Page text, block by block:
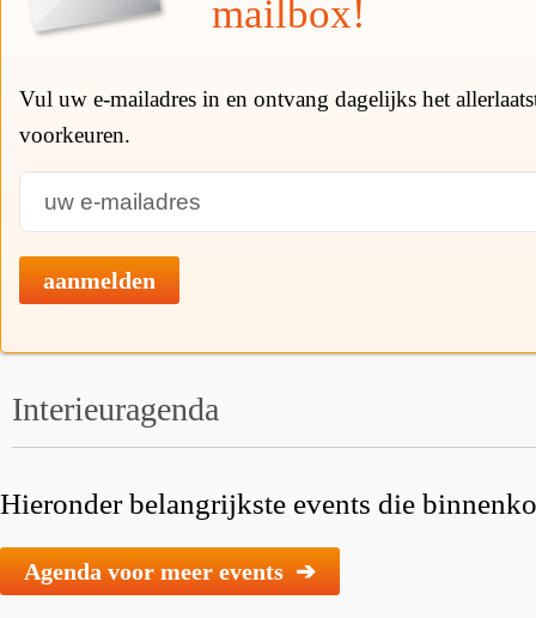
mailbox!
Vul uw e-mailadres in en ontvang dagelijks het
voorkeuren.
aanmelden
Interieuragenda
Hieronder belangrijkste events die
Agenda voor meer events ➔